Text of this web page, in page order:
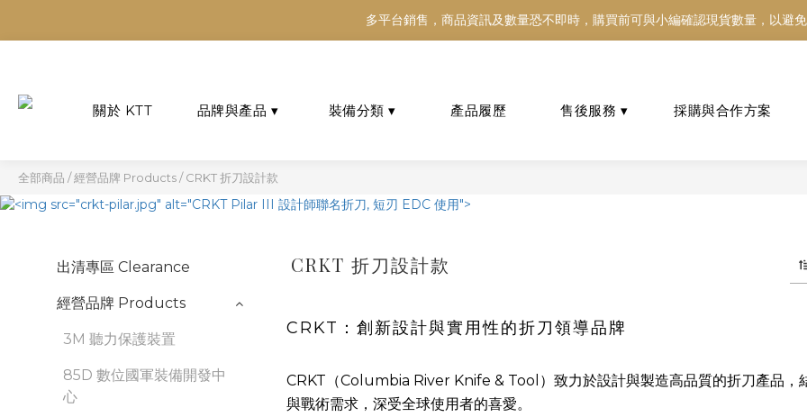
多平台銷售，商品資訊及數量恐不即時，購買前可與小編確認現貨數量，以避免
多平台銷售，商品資訊及數量恐不即時，購買前可與小編確認現貨數量，以避免
多平台銷售，商品資訊及數量恐不即時，購買前可與小編確認現貨數量，以避免
全部商品 /經營品牌 Products/CRKT 折刀設計款
出清專區 Clearance
經營品牌 Products
3M 聽力保護裝置
85D 數位國軍裝備開發中
心
CRKT 折刀設計款
CRKT：創新設計與實用性的折刀領導品牌
CRKT（Columbia River Knife & Tool）致力於設計與製造高品質的折刀產品，
與戰術需求，深受全球使用者的喜愛。